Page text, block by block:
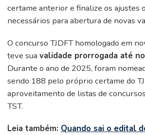
certame anterior e finalize os ajustes
necessários para abertura de novas
O concurso TJDFT homologado em
teve sua validade prorrogada até
Durante o ano de 2025, foram
sendo 188 pelo próprio certame do
aproveitamento de listas de
TST.
Leia também: Quando sai o edital